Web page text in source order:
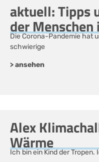
aktuell: Tipps
der Menschen
Die Corona-Pandemie hat
schwierige
> ansehen
Alex
Wärme
Ich bin ein Kind der Tropen.